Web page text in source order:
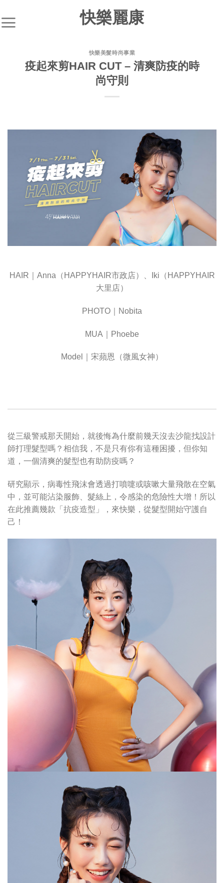
快樂麗康
快樂美髮時尚事業
疫起來剪HAIR CUT – 清爽防疫的時
尚守則
HAIR｜Anna（HAPPYHAIR市政店）、Iki（HAPPYHAIR
大里店）
PHOTO｜Nobita
MUA｜Phoebe
Model｜宋蘋恩（微風女神）
從三級警戒那天開始，就後悔為什麼前幾天沒去沙龍找設計
師打理髮型嗎？相信我，不是只有你有這種困擾，但你知
道，一個清爽的髮型也有助防疫嗎？
研究顯示，病毒性飛沫會透過打噴嚏或咳嗽大量飛散在空氣
中，並可能沾染服飾、髮絲上，令感染的危險性大增！所以
在此推薦幾款「抗疫造型」，來快樂，從髮型開始守護自
己！